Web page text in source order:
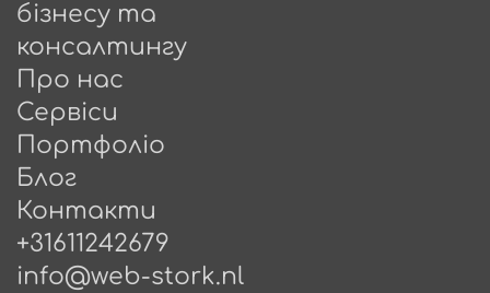
бізнесу та
консалтингу
Про нас
Сервіси
Портфоліо
Блог
Контакти
+31611242679
info@web-stork.nl